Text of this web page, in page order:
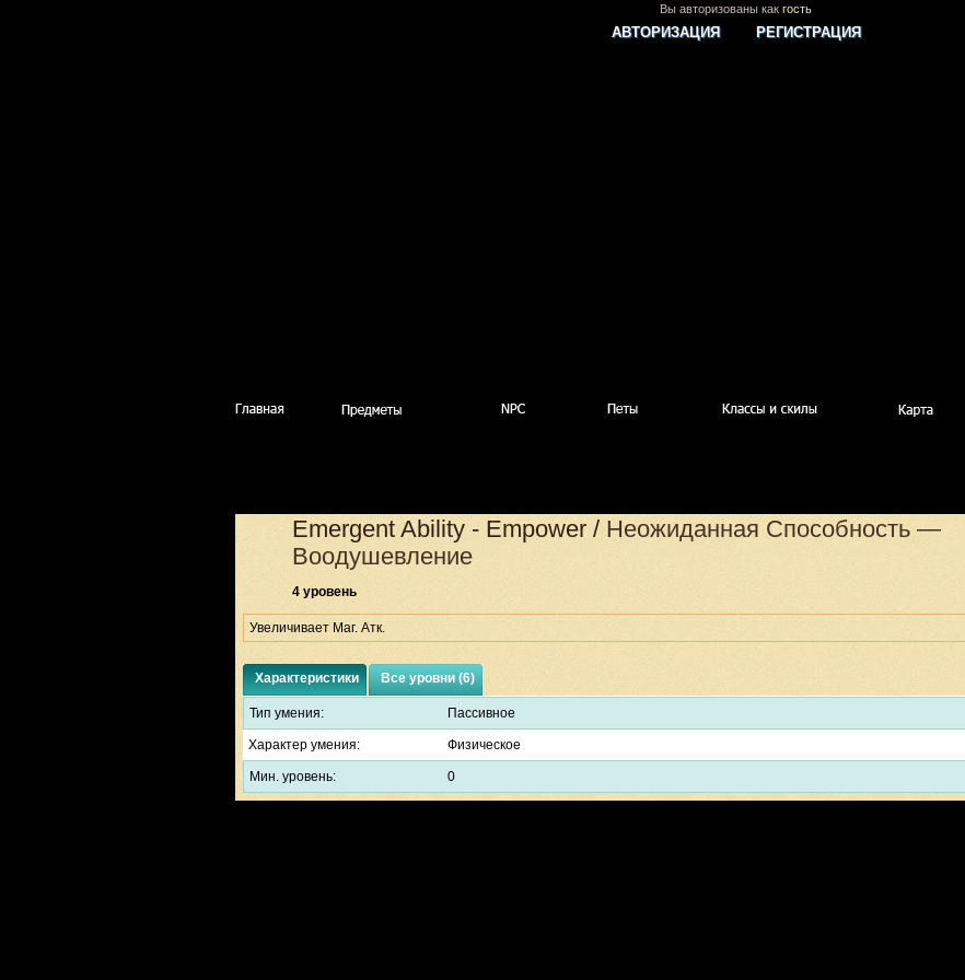
Вы авторизованы как гость
АВТОРИЗАЦИЯ РЕГИСТРАЦИЯ
Emergent Ability - Empower/ Неожиданная Способность —
Воодушевление
4 уровень
Увеличивает Маг. Атк.
Характеристики Все уровни (6)
Тип умения: Пассивное
Характер умения: Физическое
Мин. уровень: 0